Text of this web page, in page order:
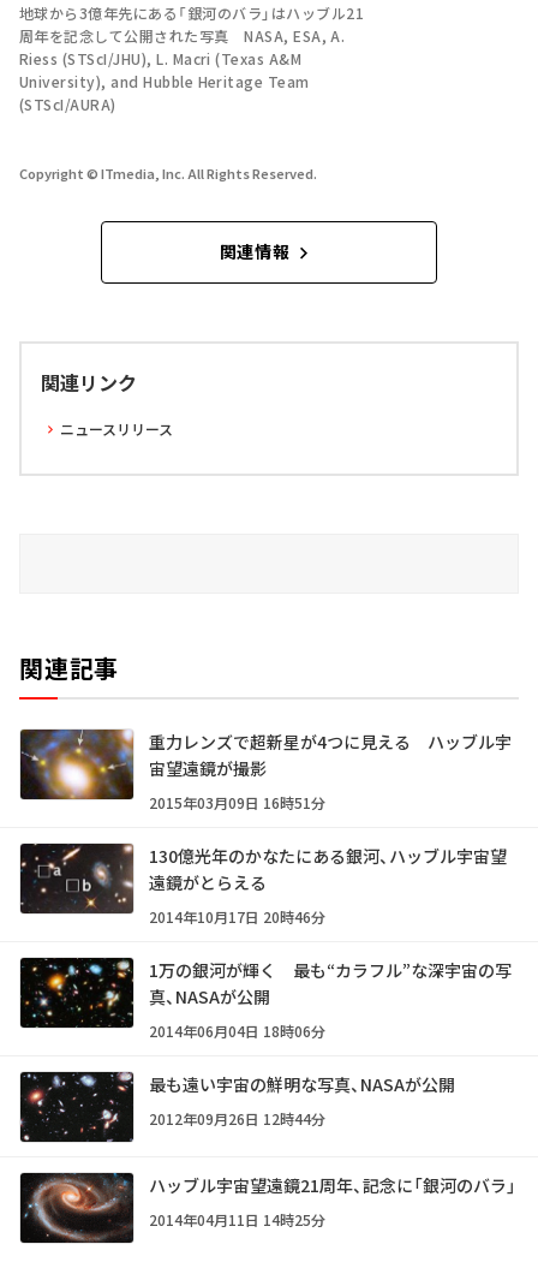
地球から3億年先にある「銀河のバラ」はハッブル21
周年を記念して公開された写真 NASA, ESA, A.
Riess (STScI/JHU), L. Macri (Texas A&M
University), and Hubble Heritage Team
(STScI/AURA)
Copyright © ITmedia, Inc. All Rights Reserved.
関連情報
関連リンク
ニュースリリース
関連記事
重力レンズで超新星が4つに見える ハッブル宇
宙望遠鏡が撮影
2015年03月09日 16時51分
130億光年のかなたにある銀河、ハッブル宇宙望
遠鏡がとらえる
2014年10月17日 20時46分
1万の銀河が輝く 最も“カラフル”な深宇宙の写
真、NASAが公開
2014年06月04日 18時06分
最も遠い宇宙の鮮明な写真、NASAが公開
2012年09月26日 12時44分
ハッブル宇宙望遠鏡21周年、記念に「銀河のバラ」
2014年04月11日 14時25分